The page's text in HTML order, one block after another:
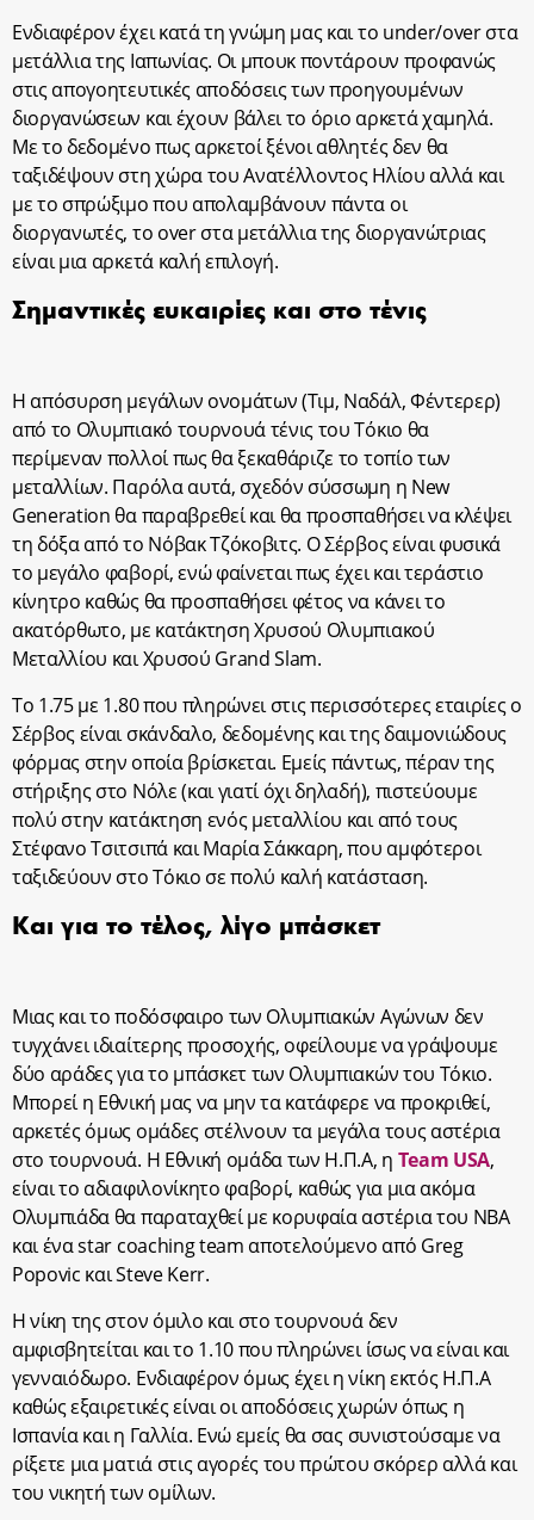
Ενδιαφέρον έχει κατά τη γνώμη μας και το under/over στα
μετάλλια της Ιαπωνίας. Οι μπουκ ποντάρουν προφανώς
στις απογοητευτικές αποδόσεις των προηγουμένων
διοργανώσεων και έχουν βάλει το όριο αρκετά χαμηλά.
Με το δεδομένο πως αρκετοί ξένοι αθλητές δεν θα
ταξιδέψουν στη χώρα του Ανατέλλοντος Ηλίου αλλά και
με το σπρώξιμο που απολαμβάνουν πάντα οι
διοργανωτές, το over στα μετάλλια της διοργανώτριας
είναι μια αρκετά καλή επιλογή.
Σημαντικές ευκαιρίες και στο τένις
Η απόσυρση μεγάλων ονομάτων (Τιμ, Ναδάλ, Φέντερερ)
από το Ολυμπιακό τουρνουά τένις του Τόκιο θα
περίμεναν πολλοί πως θα ξεκαθάριζε το τοπίο των
μεταλλίων. Παρόλα αυτά, σχεδόν σύσσωμη η New
Generation θα παραβρεθεί και θα προσπαθήσει να κλέψει
τη δόξα από το Νόβακ Τζόκοβιτς. Ο Σέρβος είναι φυσικά
το μεγάλο φαβορί, ενώ φαίνεται πως έχει και τεράστιο
κίνητρο καθώς θα προσπαθήσει φέτος να κάνει το
ακατόρθωτο, με κατάκτηση Χρυσού Ολυμπιακού
Μεταλλίου και Χρυσού Grand Slam.
Το 1.75 με 1.80 που πληρώνει στις περισσότερες εταιρίες ο
Σέρβος είναι σκάνδαλο, δεδομένης και της δαιμονιώδους
φόρμας στην οποία βρίσκεται. Εμείς πάντως, πέραν της
στήριξης στο Νόλε (και γιατί όχι δηλαδή), πιστεύουμε
πολύ στην κατάκτηση ενός μεταλλίου και από τους
Στέφανο Τσιτσιπά και Μαρία Σάκκαρη, που αμφότεροι
ταξιδεύουν στο Τόκιο σε πολύ καλή κατάσταση.
Και για το τέλος, λίγο μπάσκετ
Μιας και το ποδόσφαιρο των Ολυμπιακών Αγώνων δεν
τυγχάνει ιδιαίτερης προσοχής, οφείλουμε να γράψουμε
δύο αράδες για το μπάσκετ των Ολυμπιακών του Τόκιο.
Μπορεί η Εθνική μας να μην τα κατάφερε να προκριθεί,
αρκετές όμως ομάδες στέλνουν τα μεγάλα τους αστέρια
στο τουρνουά. Η Εθνική ομάδα των Η.Π.Α, η Team USA,
είναι το αδιαφιλονίκητο φαβορί, καθώς για μια ακόμα
Ολυμπιάδα θα παραταχθεί με κορυφαία αστέρια του ΝΒΑ
και ένα star coaching team αποτελούμενο από Greg
Popovic και Steve Kerr.
Η νίκη της στον όμιλο και στο τουρνουά δεν
αμφισβητείται και το 1.10 που πληρώνει ίσως να είναι και
γενναιόδωρο. Ενδιαφέρον όμως έχει η νίκη εκτός Η.Π.Α
καθώς εξαιρετικές είναι οι αποδόσεις χωρών όπως η
Ισπανία και η Γαλλία. Ενώ εμείς θα σας συνιστούσαμε να
ρίξετε μια ματιά στις αγορές του πρώτου σκόρερ αλλά και
του νικητή των ομίλων.